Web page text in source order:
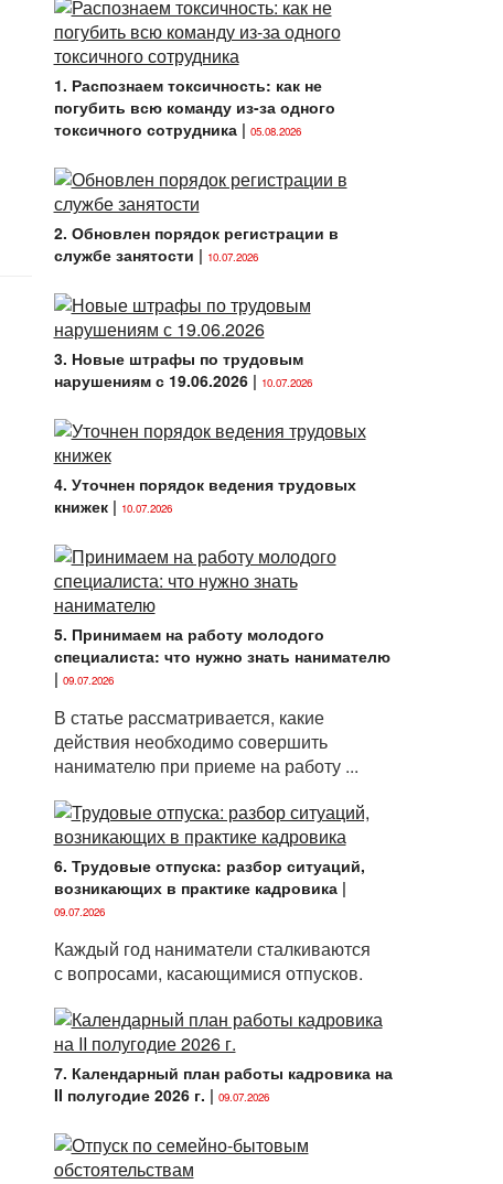
1. Распознаем токсичность: как не
погубить всю команду из-за одного
токсичного сотрудника| 05.08.2026
2. Обновлен порядок регистрации в
службе занятости | 10.07.2026
3. Новые штрафы по трудовым
нарушениям с 19.06.2026| 10.07.2026
4. Уточнен порядок ведения трудовых
книжек| 10.07.2026
5. Принимаем на работу молодого
специалиста: что нужно знать нанимателю
| 09.07.2026
В статье рассматривается, какие
действия необходимо совершить
нанимателю при приеме на работу ...
6. Трудовые отпуска: разбор ситуаций,
возникающих в практике кадровика|
09.07.2026
Каждый год наниматели сталкиваются
с вопросами, касающимися отпусков.
7. Календарный план работы кадровика на
II полугодие 2026 г. | 09.07.2026